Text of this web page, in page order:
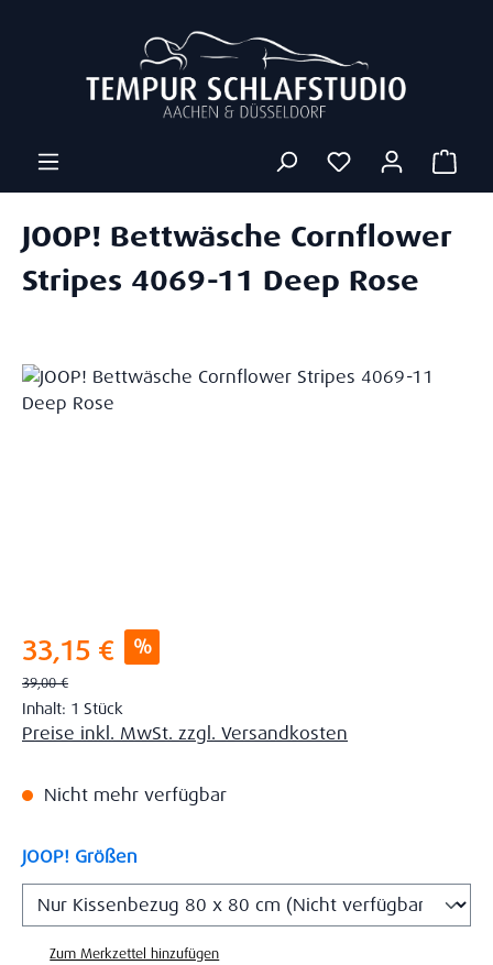
JOOP! Bettwäsche Cornflower
Stripes 4069-11 Deep Rose
Bildergalerie überspringen
Verkaufspreis:
33,15 € %
Regulärer Preis:
39,00 €
Inhalt: 1 Stück
Preise inkl. MwSt. zzgl. Versandkosten
Nicht mehr verfügbar
JOOP! Größen
Zum Merkzettel hinzufügen